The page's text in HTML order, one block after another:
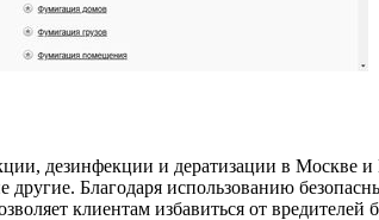
дезинфекции и дератизации в Москве
Благодаря использованию
клиентам избавиться от